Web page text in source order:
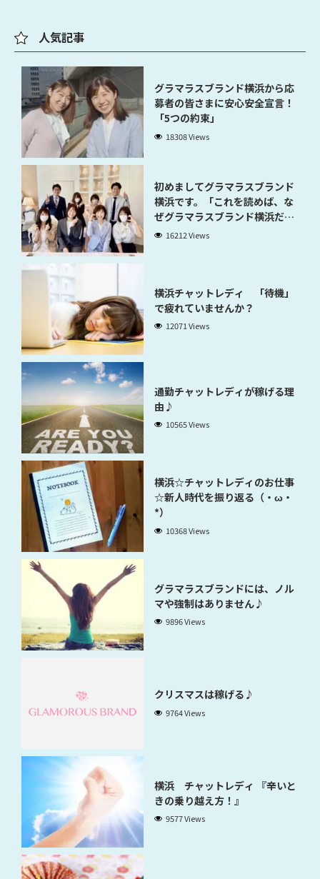
人気記事
グラマラスブランド横浜から応
募者の皆さまに安心安全宣言！
「5つの約束」
18308 Views
初めましてグラマラスブランド
横浜です。「これを読めば、な
ぜグラマラスブランド横浜だと
稼げるのかが分かります」
16212 Views
横浜チャットレディ 「待機」
で疲れていませんか？
12071 Views
通勤チャットレディが稼げる理
由♪
10565 Views
横浜☆チャットレディのお仕事
☆新人時代を振り返る（・ω・
*）
10368 Views
グラマラスブランドには、ノル
マや強制はありません♪
9896 Views
クリスマスは稼げる♪
9764 Views
横浜 チャットレディ 『辛いと
きの乗り越え方！』
9577 Views